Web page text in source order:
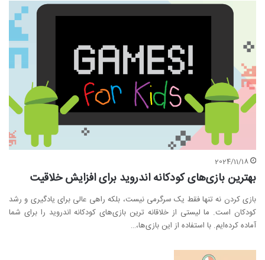
2024/11/18
بهترین بازی‌های کودکانه اندروید برای افزایش خلاقیت
بازی کردن نه تنها فقط یک سرگرمی نیست، بلکه راهی عالی برای یادگیری و رشد
کودکان است. ما لیستی از خلاقانه ترین بازی‌های کودکانه اندروید را برای شما
آماده کرده‌ایم. با استفاده از این بازی‌ها،…